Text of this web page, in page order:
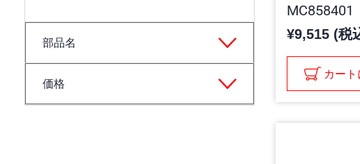
部品名
価格
MC858401
¥9,515 (税
カー